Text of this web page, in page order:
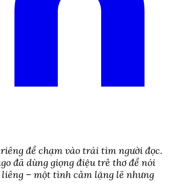
để chạm vào trái tim người đọc.
đã dùng giọng điệu trẻ thơ để nói
– một tình cảm lặng lẽ nhưng